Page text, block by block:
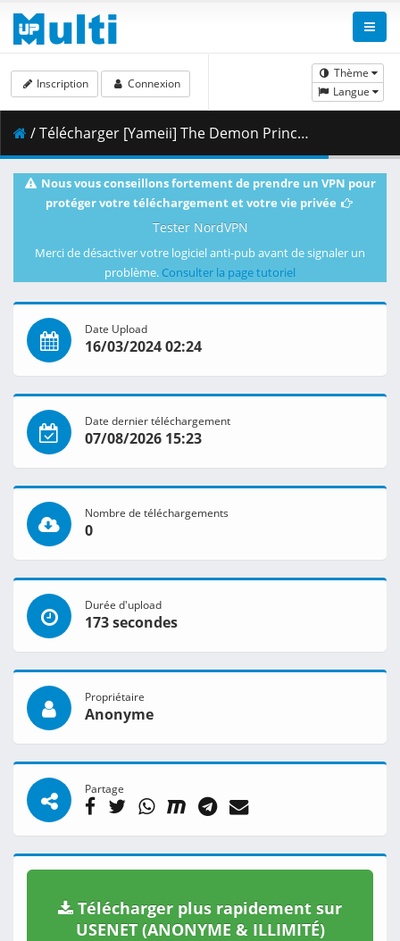
Thème
Langue
Inscription Connexion
/ Télécharger [Yameii] The Demon Prince of Momochi House - S01E09 [English Dub] [CR WEB-DL 1080p] [EEED0013].mkv.002 ( 463.82 MB )
Nous vous conseillons fortement de prendre un VPN pour
protéger votre téléchargement et votre vie privée
Tester NordVPN
Merci de désactiver votre logiciel anti-pub avant de signaler un
problème. Consulter la page tutoriel
Date Upload
16/03/2024 02:24
Date dernier téléchargement
07/08/2026 15:23
Nombre de téléchargements
0
Durée d'upload
173 secondes
Propriétaire
Anonyme
Partage
Télécharger plus rapidement sur
USENET (ANONYME & ILLIMITÉ)